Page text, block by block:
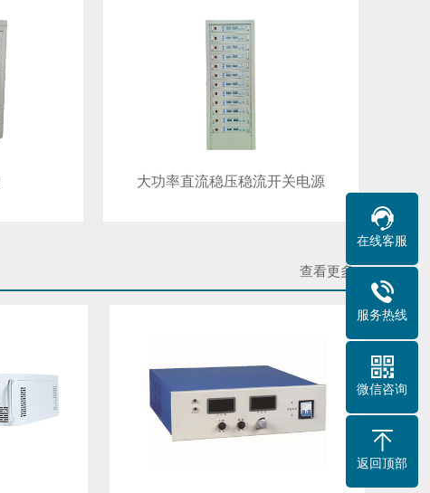
大功率直流稳压稳流开关电源
查看更多 +
在线客服
服务热线
微信咨询
返回顶部